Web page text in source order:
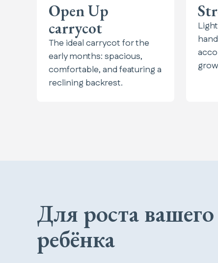
Open Up
carrycot
The ideal carrycot for the
early months: spacious,
comfortable, and featuring a
reclining backrest.
Для роста вашего
ребёнка